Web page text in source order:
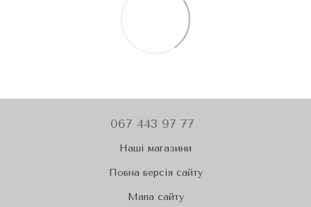
067 443 97 77
Наші магазини
Повна версія сайту
Мапа сайту